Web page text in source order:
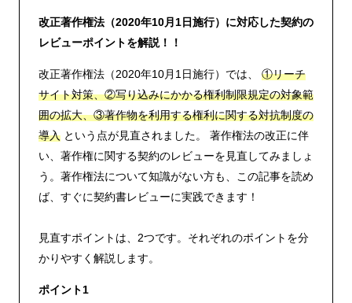
改正著作権法（2020年10月1日施行）に対応した契約の
レビューポイントを解説！！
改正著作権法（2020年10月1日施行）では、 ①リーチ
サイト対策、②写り込みにかかる権利制限規定の対象範
囲の拡大、③著作物を利用する権利に関する対抗制度の
導入 という点が見直されました。 著作権法の改正に伴
い、著作権に関する契約のレビューを見直してみましょ
う。著作権法について知識がない方も、この記事を読め
ば、すぐに契約書レビューに実践できます！
見直すポイントは、2つです。それぞれのポイントを分
かりやすく解説します。
ポイント1